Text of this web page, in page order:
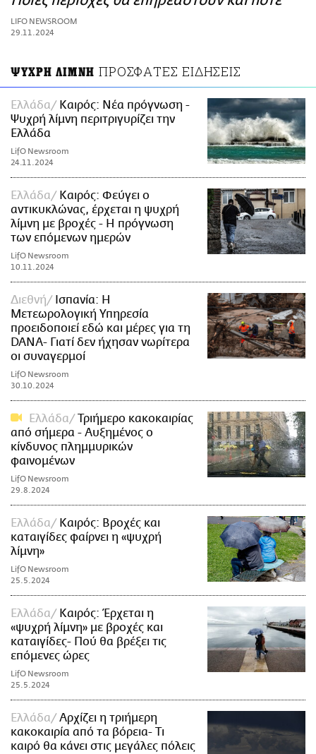
ΑΜΠΑ
PRINT
LIFO NEWSROOM
29.11.2024
ΨΥΧΡΗ ΛΙΜΝΗ ΠΡΟΣΦΑΤΕΣ ΕΙΔΗΣΕΙΣ
Ελλάδα
Καιρός: Νέα πρόγνωση -
Ψυχρή λίμνη περιτριγυρίζει την
Ελλάδα
LifO Newsroom
24.11.2024
Ελλάδα
Καιρός: Φεύγει ο
αντικυκλώνας, έρχεται η ψυχρή
λίμνη με βροχές - Η πρόγνωση
των επόμενων ημερών
LifO Newsroom
10.11.2024
Διεθνή
Ισπανία: Η
Μετεωρολογική Υπηρεσία
προειδοποιεί εδώ και μέρες για τη
DANA- Γιατί δεν ήχησαν νωρίτερα
οι συναγερμοί
LifO Newsroom
30.10.2024
Ελλάδα
Τριήμερο κακοκαιρίας
από σήμερα - Αυξημένος ο
κίνδυνος πλημμυρικών
φαινομένων
LifO Newsroom
29.8.2024
Ελλάδα
Καιρός: Βροχές και
καταιγίδες φαίρνει η «ψυχρή
λίμνη»
LifO Newsroom
25.5.2024
Ελλάδα
Καιρός: Έρχεται η
«ψυχρή λίμνη» με βροχές και
καταιγίδες- Πού θα βρέξει τις
επόμενες ώρες
LifO Newsroom
25.5.2024
Ελλάδα
Αρχίζει η τριήμερη
κακοκαιρία από τα βόρεια- Τι
καιρό θα κάνει στις μεγάλες πόλεις